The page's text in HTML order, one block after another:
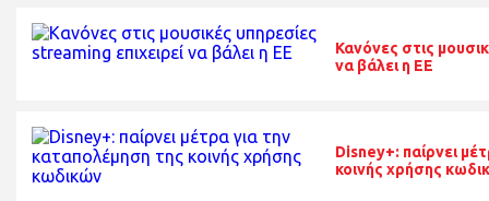
Κανόνες στις
να βάλει η ΕΕ
Disney+: παίρνει
κοινής χρήσης